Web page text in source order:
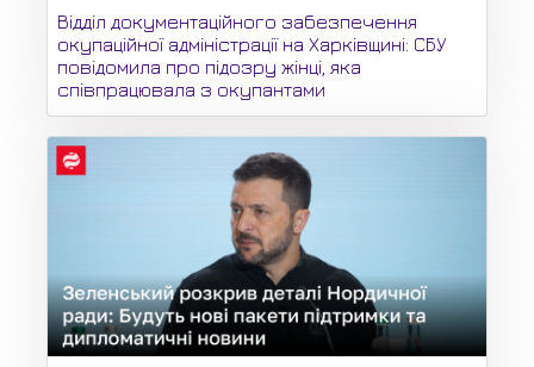
Відділ документаційного забезпечення
окупаційної адміністрації на Харківщині: СБУ
повідомила про підозру жінці, яка
співпрацювала з окупантами